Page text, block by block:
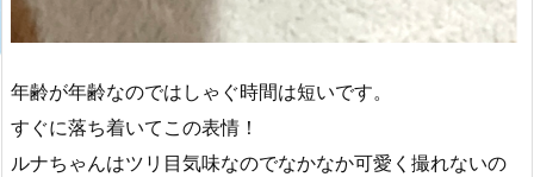
年齢が年齢なのではしゃぐ時間は短いです。
すぐに落ち着いてこの表情！
ルナちゃんはツリ目気味なのでなかなか可愛く撮れないの